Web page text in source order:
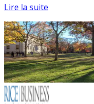
Lire la suite